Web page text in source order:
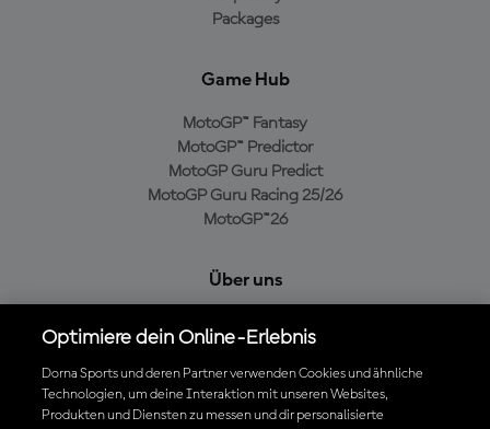
Packages
Game Hub
MotoGP™ Fantasy
MotoGP™ Predictor
MotoGP Guru Predict
MotoGP Guru Racing 25/26
MotoGP™26
Über uns
Cookie-Richtlinien
Geschäftsbedingungen
Datenschutzrichtlinien
Kaufrichtlinie
Optimiere dein Online-Erlebnis
Dorna Sports und deren Partner verwenden Cookies und ähnliche
Technologien, um deine Interaktion mit unseren Websites,
Produkten und Diensten zu messen und dir personalisierte